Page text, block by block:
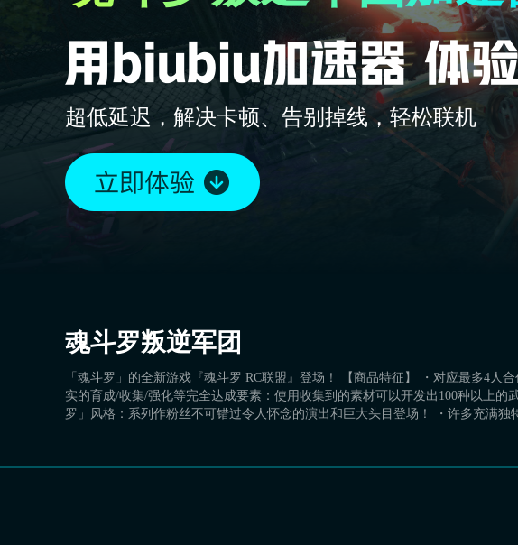
超低延迟，解决卡顿、告别掉线，轻松联机
魂斗罗叛逆军团
「魂斗罗」的全新游戏『魂斗罗 RC联盟』登场！ 【商品特征】 ・对应最多4人
实的育成/收集/强化等完全达成要素：使用收集到的素材可以开发出100种以上的
罗」风格：系列作粉丝不可错过令人怀念的演出和巨大头目登场！ ・许多充满独